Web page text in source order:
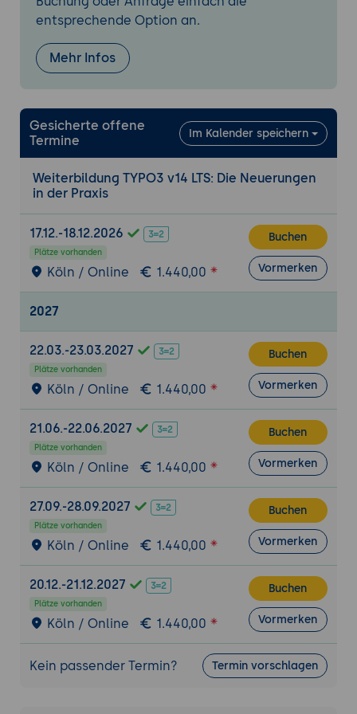
Camino als mitgeliefertes Frontend-
Auswirkungen auf bestehende
Sitepackages
steuern.
Symfony-Validatoren direkt in Extbase
Neue PHP-Attribute #[Authorize] und #
[RateLimit]
Deprecations wie ext_tables.php mit
Entfernte Funktionen: HTTP-Compression
Statische Analyse und Rector als
Werkzeug
Praxis-Übung: In einer Beispiel-Extension
einen Symfony-Validator einsetzen und
eine deprecierte Methode per statischer
Analyse aufspüren.
5. Sicherheit
Gehärtete Passwort-Speicherung und
Editor-Konten
JWT-Key-Derivation über HKDF
CLI-gestütztes Erzeugen von Passwort-
Hashes
Optionale Redis-Sessions mit
Authentifizierung
Natives Rate-Limiting am Login
Praxis-Übung:Einen Passwort-Hash über
entsprechende Option an.
Mehr Infos
Gesicherte offene
Termine
Im Kalender speichern
Weiterbildung TYPO3 v14 LTS: Die Neuerungen
in der Praxis
17.12.-18.12.2026
Plätze vorhanden
Köln / Online 1.440,00
Buchen
Vormerken
2027
22.03.-23.03.2027
Plätze vorhanden
Köln / Online 1.440,00
Buchen
Vormerken
21.06.-22.06.2027
Plätze vorhanden
Köln / Online 1.440,00
Buchen
Vormerken
27.09.-28.09.2027
Plätze vorhanden
Köln / Online 1.440,00
Buchen
Vormerken
20.12.-21.12.2027
Plätze vorhanden
Köln / Online 1.440,00
Buchen
Vormerken
Kein passender Termin? Termin vorschlagen